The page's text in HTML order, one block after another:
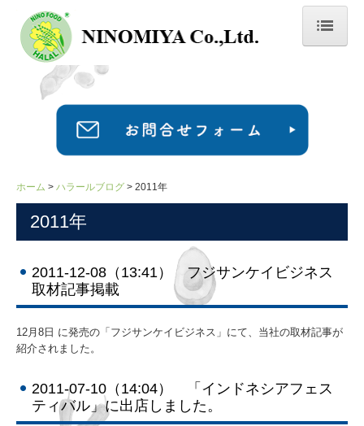
ホーム
会社情報
事業紹介
お知らせ・イベント
2026年
2024年
2023年
ホーム ハラールブログ 2011年
2011年
2011-12-08（13:41） フジサンケイビジネス
取材記事掲載
12月8日 に発売の「フジサンケイビジネス」にて、当社の取材記事が
紹介されました。
2011-07-10（14:04） 「インドネシアフェス
ティバル」に出店しました。